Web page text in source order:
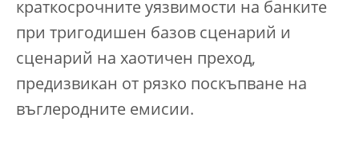
краткосрочните уязвимости на банките
при тригодишен базов сценарий и
сценарий на хаотичен преход,
предизвикан от рязко поскъпване на
въглеродните емисии.